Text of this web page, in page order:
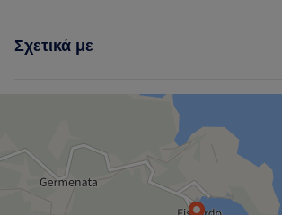
Νύχια
Σχετικά με